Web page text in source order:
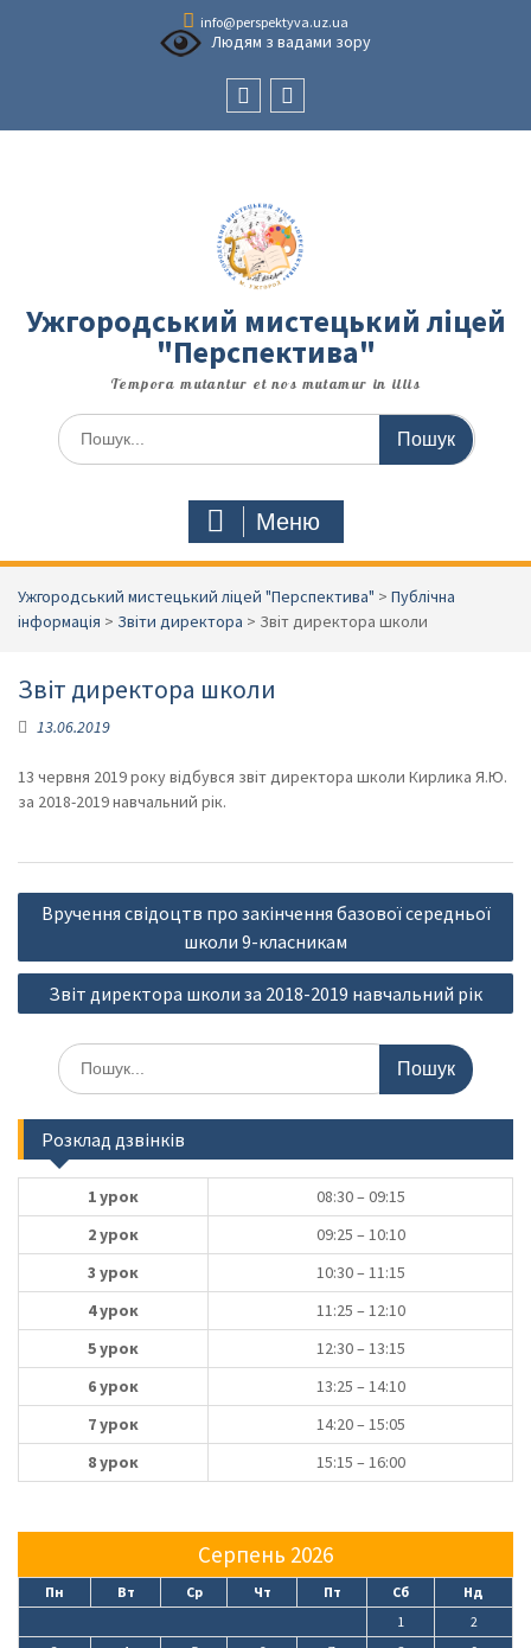
info@perspektyva.uz.ua
Людям з вадами зору
Ужгородський мистецький ліцей
"Перспектива"
Tempora mutantur et nos mutamur in illis
Шукати:
Меню
Ужгородський мистецький ліцей "Перспектива" > Публічна
інформація > Звіти директора > Звіт директора школи
Звіт директора школи
13.06.2019
13 червня 2019 року відбувся звіт директора школи Кирлика Я.Ю.
за 2018-2019 навчальний рік.
Навігація
записів
Вручення свідоцтв про закінчення базової середньої
школи 9-класникам
Звіт директора школи за 2018-2019 навчальний рік
Шукати:
Розклад дзвінків
1 урок
08:30 – 09:15
2 урок
09:25 – 10:10
3 урок
10:30 – 11:15
4 урок
11:25 – 12:10
5 урок
12:30 – 13:15
6 урок
13:25 – 14:10
7 урок
14:20 – 15:05
8 урок
15:15 – 16:00
Серпень 2026
Пн Вт Ср Чт Пт Сб
Нд
1
2